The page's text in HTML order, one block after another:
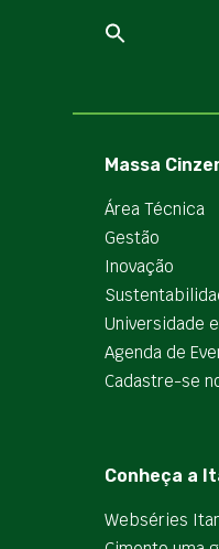
Massa
Área Técnica
Gestão
Inovação
Universidade
Agenda de
Cadastre-se
Conheça a
Webséries